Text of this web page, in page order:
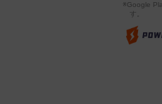
※Google
す。